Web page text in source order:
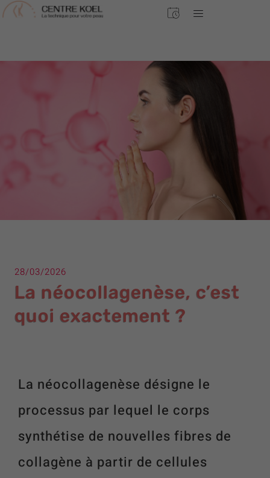
28/03/2026
La néocollagenèse, c’est
quoi exactement ?
La néocollagenèse désigne le
processus par lequel le corps
synthétise de nouvelles fibres de
collagène à partir de cellules